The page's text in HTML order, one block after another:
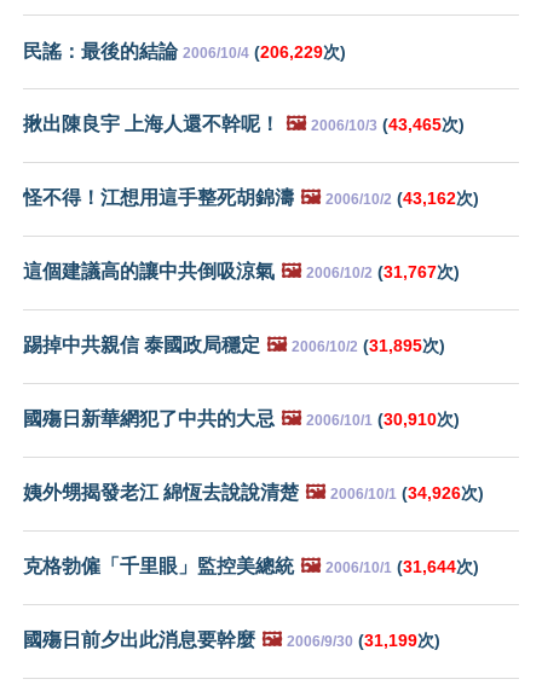
民謠：最後的結論 2006/10/4 (206,229次)
揪出陳良宇 上海人還不幹呢！ 🖼️ 2006/10/3 (43,465次)
怪不得！江想用這手整死胡錦濤 🖼️ 2006/10/2 (43,162次)
這個建議高的讓中共倒吸涼氣 🖼️ 2006/10/2 (31,767次)
踢掉中共親信 泰國政局穩定 🖼️ 2006/10/2 (31,895次)
國殤日新華網犯了中共的大忌 🖼️ 2006/10/1 (30,910次)
姨外甥揭發老江 綿恆去說說清楚 🖼️ 2006/10/1 (34,926次)
克格勃僱「千里眼」監控美總統 🖼️ 2006/10/1 (31,644次)
國殤日前夕出此消息要幹麼 🖼️ 2006/9/30 (31,199次)